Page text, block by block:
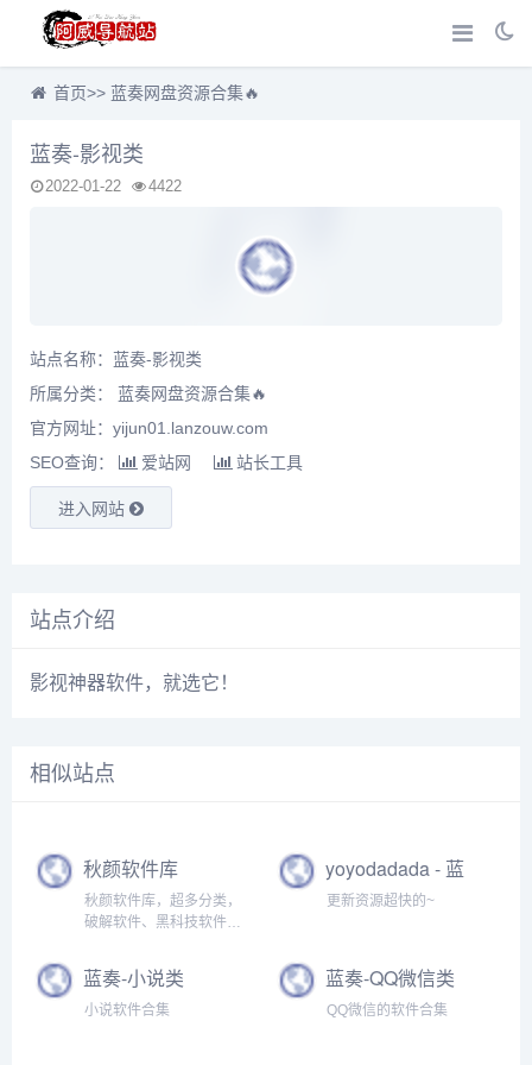
首页>> 蓝奏网盘资源合集🔥
蓝奏-影视类
2022-01-22 4422
站点名称：蓝奏-影视类
所属分类：
蓝奏网盘资源合集🔥
官方网址：yijun01.lanzouw.com
SEO查询：
爱站网 站长工具
进入网站
站点介绍
影视神器软件，就选它！
相似站点
秋颜软件库
秋颜软件库，超多分类，
破解软件、黑科技软件都
yoyodadada - 蓝
奏云网盘
更新资源超快的~
蓝奏-小说类
小说软件合集
蓝奏-QQ微信类
QQ微信的软件合集